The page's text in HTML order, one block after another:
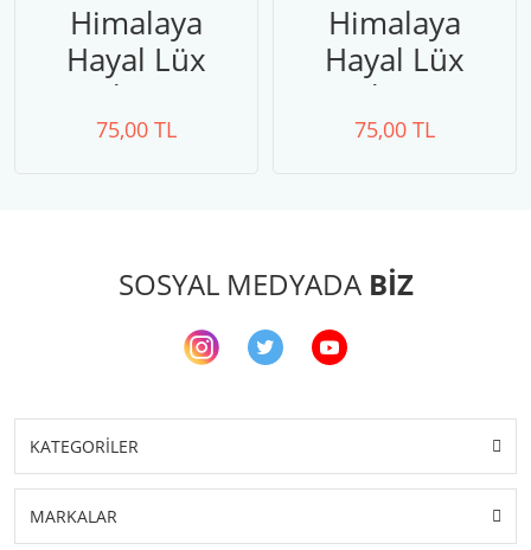
Himalaya
Hayal Lüx
Wool 227-02
75,00 TL
Himalaya
Hayal Lüx
Wool 227-36
75,00 TL
SOSYAL MEDYADA BİZ
KATEGORİLER
MARKALAR